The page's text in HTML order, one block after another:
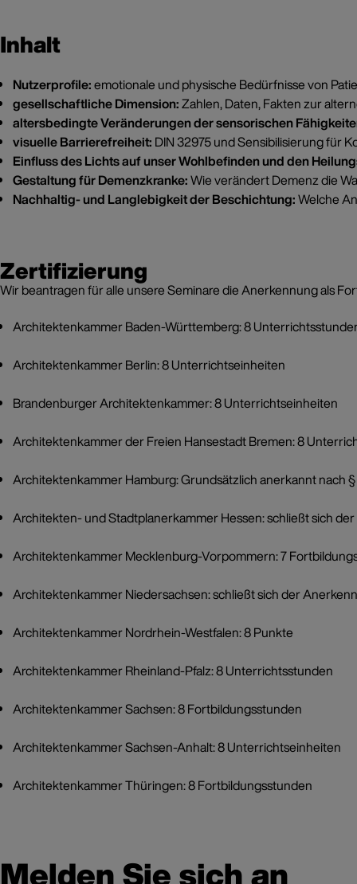
Inhalt
Nutzerprofile:emotionale und physische Bedürfnisse von
gesellschaftliche Dimension:Zahlen, Daten, Fakten zur
altersbedingte Veränderungender sensorischen
visuelle Barrierefreiheit: DIN 32975 und Sensibilisierung für
Einfluss des Lichtsauf unser Wohlbefinden und den
Gestaltung für Demenzkranke:Wie verändert Demenz die
Nachhaltig- und Langlebigkeit der Beschichtung:Welche
Zertifizierung
Wir beantragen für alle unsere Seminare die Anerkennung als
Architektenkammer Baden-Württemberg: 8
Architektenkammer Berlin: 8 Unterrichtseinheiten
Brandenburger Architektenkammer: 8 Unterrichtseinheiten
Architektenkammer der Freien Hansestadt Bremen: 8
Architektenkammer Hamburg: Grundsätzlich anerkannt nach
Architekten- und Stadtplanerkammer Hessen: schließt sich
Architektenkammer Mecklenburg-Vorpommern: 7
Architektenkammer Niedersachsen: schließt sich der
Architektenkammer Nordrhein-Westfalen: 8 Punkte
Architektenkammer Rheinland-Pfalz: 8 Unterrichtsstunden
Architektenkammer Sachsen: 8 Fortbildungsstunden
Architektenkammer Sachsen-Anhalt: 8 Unterrichtseinheiten
Architektenkammer Thüringen: 8 Fortbildungsstunden
Melden Sie sich an